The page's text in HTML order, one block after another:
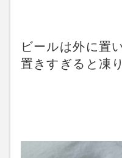
ビールは外に置
置きすぎると凍